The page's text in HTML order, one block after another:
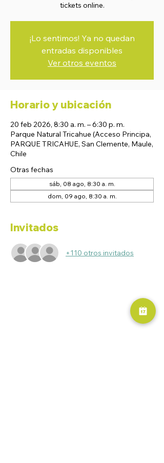
tickets online.
¡Lo sentimos! Ya no quedan
entradas disponibles
Ver otros eventos
Horario y ubicación
20 feb 2026, 8:30 a. m. – 6:30 p. m.
Parque Natural Tricahue (Acceso Principa,
PARQUE TRICAHUE, San Clemente, Maule,
Chile
Otras fechas
sáb, 08 ago, 8:30 a. m.
dom, 09 ago, 8:30 a. m.
Invitados
+110 otros invitados